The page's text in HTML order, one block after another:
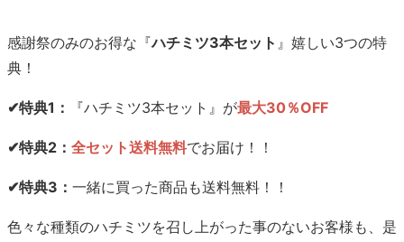
感謝祭のみのお得な『ハチミツ3本セット 』嬉しい3つの特
典！
✔特典1： 『ハチミツ3本セット』が最大30％OFF
✔特典2： 全セット送料無料でお届け！！
✔特典3： 一緒に買った商品も送料無料！！
色々な種類のハチミツを召し上がった事のないお客様も、是